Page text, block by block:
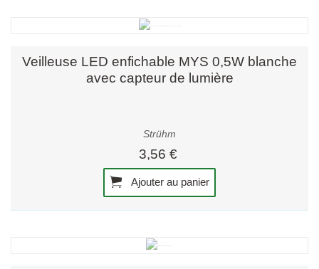
Veilleuse LED enfichable MYS 0,5W blanche
avec capteur de lumière
Strühm
3,56 €
Ajouter au panier